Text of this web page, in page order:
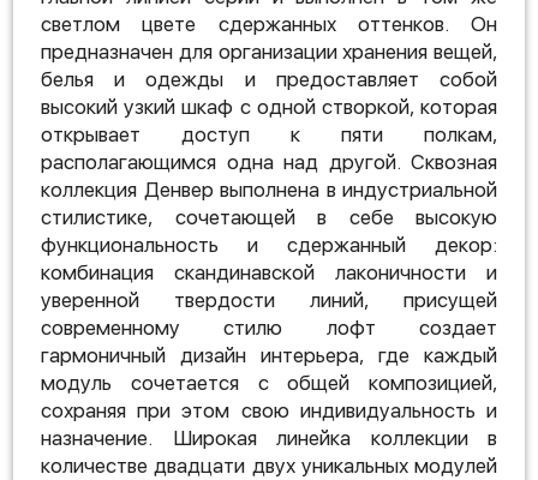
светлом цвете сдержанных оттенков. Он
предназначен для организации хранения вещей,
белья и одежды и предоставляет собой
высокий узкий шкаф с одной створкой, которая
открывает доступ к пяти полкам,
располагающимся одна над другой. Сквозная
коллекция Денвер выполнена в индустриальной
стилистике, сочетающей в себе высокую
функциональность и сдержанный декор:
комбинация скандинавской лаконичности и
уверенной твердости линий, присущей
современному стилю лофт создает
гармоничный дизайн интерьера, где каждый
модуль сочетается с общей композицией,
сохраняя при этом свою индивидуальность и
назначение. Широкая линейка коллекции в
количестве двадцати двух уникальных модулей